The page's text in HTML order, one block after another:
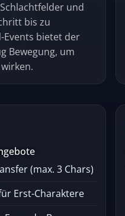
und
bis zu
Events bietet der
Bewegung, um
(max. 3 Chars)
Erst-Charaktere